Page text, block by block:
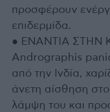
προσφέρουν
επιδερμίδα.
● ΕΝΑΝΤΙΑ ΣΤΗΝ
Andrographis
από την Ινδία,
άνετη αίσθηση
λάμψη του και